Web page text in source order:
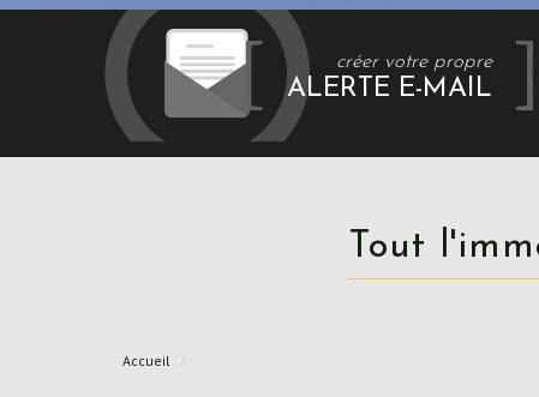
créer votre propre
ALERTE E-MAIL
Tout
Accueil